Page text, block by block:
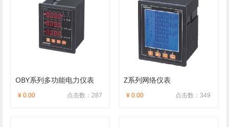
OBY系列多功能电力仪表
点击数：287
¥ 0.00
Z系列网络仪表
点击数：349
¥ 0.00